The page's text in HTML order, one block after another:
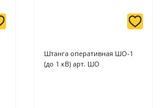
Штанга оперативная ШО-1
(до 1 кВ) арт. ШО